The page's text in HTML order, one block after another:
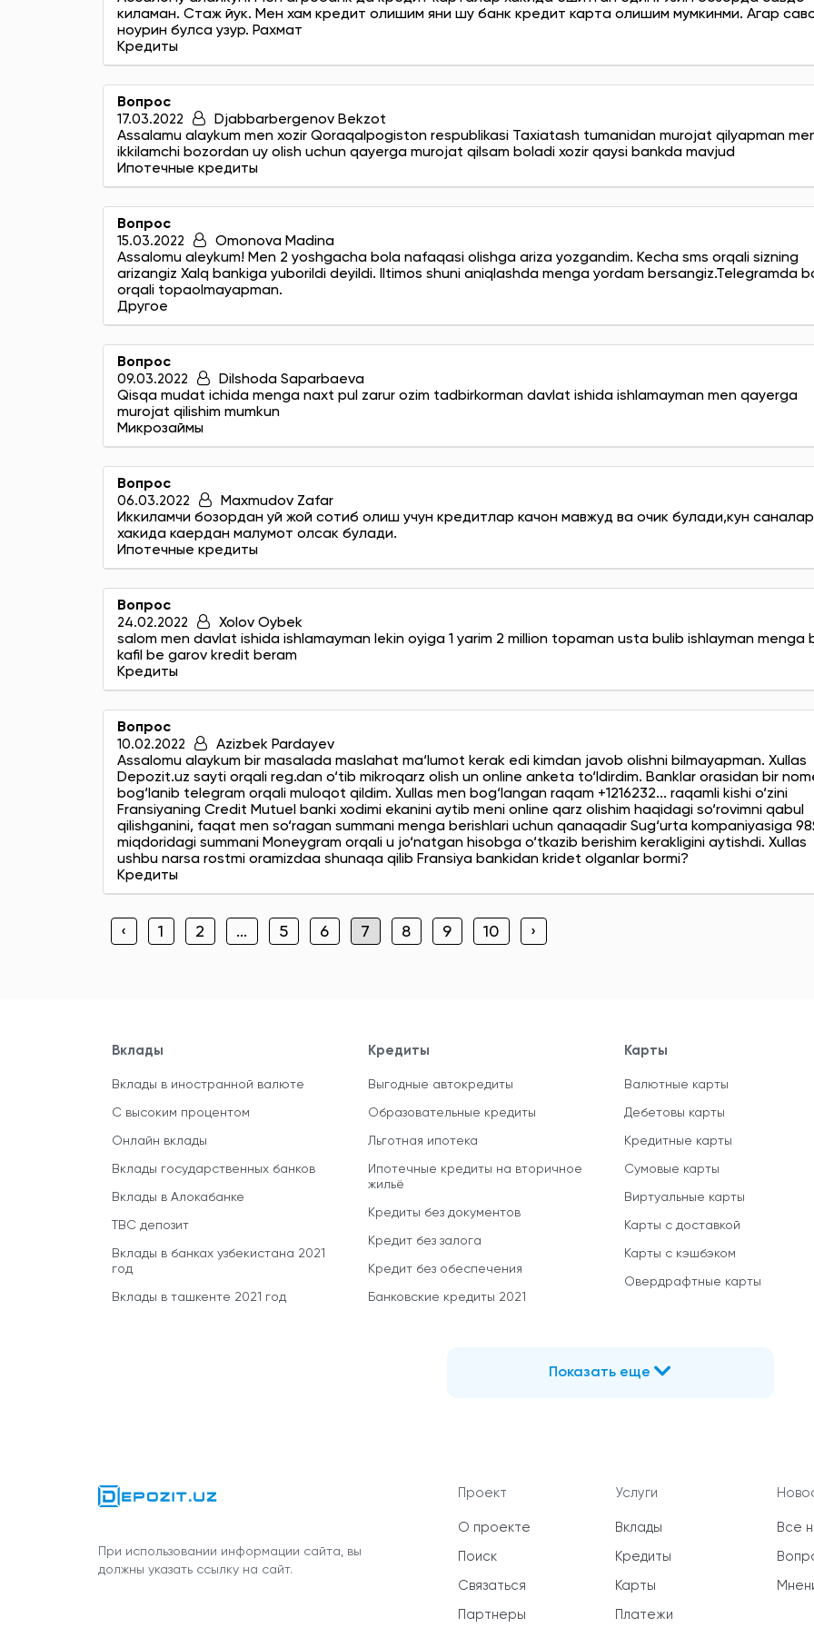
киламан. Стаж йук. Мен хам кредит олишим яни шу банк кредит карта олишим мумкинми. Агар
ноурин булса узур. Рахмат
Кредиты
Вопрос
17.03.2022
Djabbarbergenov Bekzot
Assalamu alaykum men xozir Qoraqalpogiston respublikasi Taxiatash tumanidan murojat qilyapman
ikkilamchi bozordan uy olish uchun qayerga murojat qilsam boladi xozir qaysi bankda mavjud
Ипотечные кредиты
Вопрос
15.03.2022
Omonova Madina
Assalomu aleykum! Men 2 yoshgacha bola nafaqasi olishga ariza yozgandim. Kecha sms orqali sizning
arizangiz Xalq bankiga yuborildi deyildi. Iltimos shuni aniqlashda menga yordam bersangiz.Telegramda
orqali topaolmayapman.
Другое
Вопрос
09.03.2022
Dilshoda Saparbaeva
Qisqa mudat ichida menga naxt pul zarur ozim tadbirkorman davlat ishida ishlamayman men qayerga
murojat qilishim mumkun
Микрозаймы
Вопрос
06.03.2022
Maxmudov Zafar
Иккиламчи бозордан уй жой сотиб олиш учун кредитлар качон мавжуд ва очик булади,кун
хакида каердан малумот олсак булади.
Ипотечные кредиты
Вопрос
24.02.2022
Xolov Oybek
salom men davlat ishida ishlamayman lekin oyiga 1 yarim 2 million topaman usta bulib ishlayman menga
kafil be garov kredit beram
Кредиты
Вопрос
10.02.2022
Azizbek Pardayev
Assalomu alaykum bir masalada maslahat ma‘lumot kerak edi kimdan javob olishni bilmayapman. Xullas
Depozit.uz sayti orqali reg.dan o‘tib mikroqarz olish un online anketa to‘ldirdim. Banklar orasidan bir
bog‘lanib telegram orqali muloqot qildim. Xullas men bog‘langan raqam +1216232... raqamli kishi o‘zini
Fransiyaning Credit Mutuel banki xodimi ekanini aytib meni online qarz olishim haqidagi so‘rovimni qabul
qilishganini, faqat men so‘ragan summani menga berishlari uchun qanaqadir Sug‘urta kompaniyasiga
miqdoridagi summani Moneygram orqali u jo‘natgan hisobga o‘tkazib berishim kerakligini aytishdi. Xullas
ushbu narsa rostmi oramizdaa shunaqa qilib Fransiya bankidan kridet olganlar bormi?
Кредиты
‹ 1 2 ... 5 6 7 8 9 10 ›
Вклады
Вклады в иностранной валюте
С высоким процентом
Онлайн вклады
Вклады государственных банков
Вклады в Алокабанке
TBC депозит
Вклады в банках узбекистана 2021
год
Вклады в ташкенте 2021 год
Кредиты
Выгодные автокредиты
Образовательные кредиты
Льготная ипотека
Ипотечные кредиты на вторичное
жильё
Кредиты без документов
Кредит без залога
Кредит без обеспечения
Банковские кредиты 2021
Карты
Валютные карты
Дебетовы карты
Кредитные карты
Сумовые карты
Виртуальные карты
Карты с доставкой
Карты с кэшбэком
Овердрафтные карты
Показать еще
При использовании информации сайта, вы
должны указать ссылку на сайт.
Проект
О проекте
Поиск
Связаться
Партнеры
Услуги
Вклады
Кредиты
Карты
Платежи
Все